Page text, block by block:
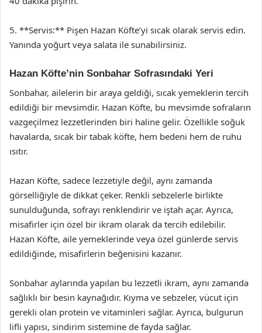
5. **Servis:** Pişen Hazan Köfte’yi sıcak olarak servis edin.
Yanında yoğurt veya salata ile sunabilirsiniz.
Hazan Köfte’nin Sonbahar Sofrasındaki Yeri
Sonbahar, ailelerin bir araya geldiği, sıcak yemeklerin tercih
edildiği bir mevsimdir. Hazan Köfte, bu mevsimde sofraların
vazgeçilmez lezzetlerinden biri haline gelir. Özellikle soğuk
havalarda, sıcak bir tabak köfte, hem bedeni hem de ruhu
ısıtır.
Hazan Köfte, sadece lezzetiyle değil, aynı zamanda
görselliğiyle de dikkat çeker. Renkli sebzelerle birlikte
sunulduğunda, sofrayı renklendirir ve iştah açar. Ayrıca,
misafirler için özel bir ikram olarak da tercih edilebilir.
Hazan Köfte, aile yemeklerinde veya özel günlerde servis
edildiğinde, misafirlerin beğenisini kazanır.
Sonbahar aylarında yapılan bu lezzetli ikram, aynı zamanda
sağlıklı bir besin kaynağıdır. Kıyma ve sebzeler, vücut için
gerekli olan protein ve vitaminleri sağlar. Ayrıca, bulgurun
lifli yapısı, sindirim sistemine de fayda sağlar.